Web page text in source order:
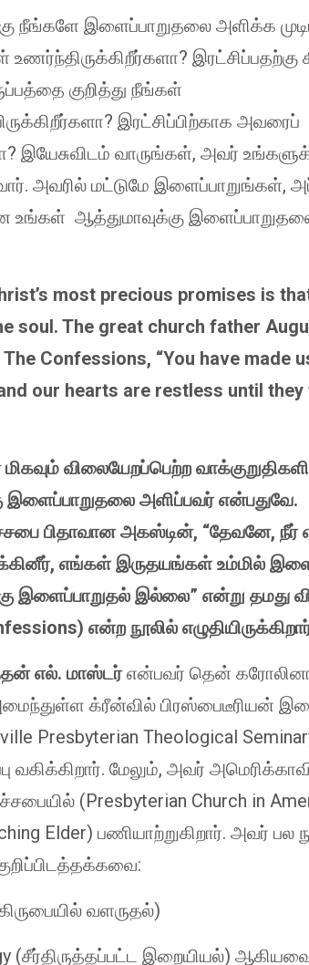
நீங்களே இளைப்பாறுதலை அளிக்க
இரட்சிப்பதற்கு
குறித்து நீங்கள்
இரட்சிப்பிற்காக அவரைப்
இயேசுவிடம் வாருங்கள், அவர்
அவரில் மட்டுமே இளைப்பாறுங்கள்,
உங்கள் ஆத்துமாவுக்கு
most precious promises is
soul. The great church father
Confessions, “You have made
our hearts are restless until
மிகவும் விலையேறப்பெற்ற
இளைப்பாறுதலை அளிப்பவர் என்பதுவே.
பிதாவான அகஸ்டின், “தேவனே,
எங்கள் இருதயங்கள் உம்மில்
இளைப்பாறுதல் இல்லை” என்று தமது
என்ற நூலில்
எல். மாஸ்டர்என்பவர் தென்
க்ரீன்வில் பிரஸ்பைடீரியன்
Presbyterian Theological
வகிக்கிறார். மேலும், அவர்
(Presbyterian Church in
Elder) பணியாற்றுகிறார். அவர் பல
வளருதல்)
(சீர்திருத்தப்பட்ட இறையியல்)